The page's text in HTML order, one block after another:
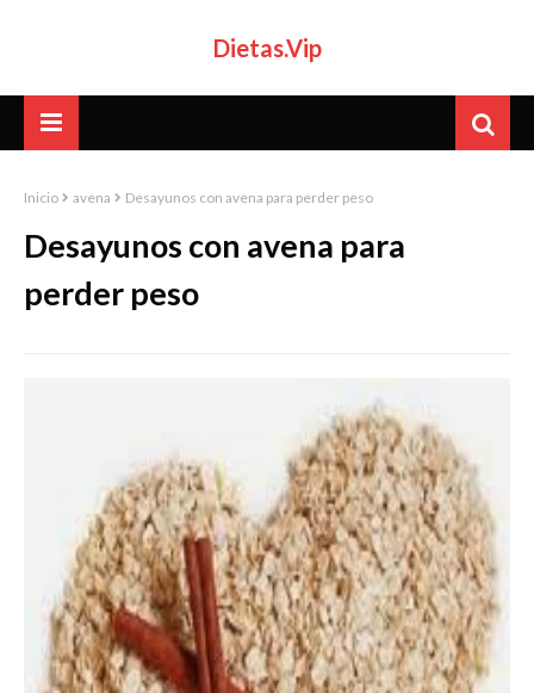
Dietas.Vip
Inicio avena Desayunos con avena para perder peso
Desayunos con avena para
perder peso